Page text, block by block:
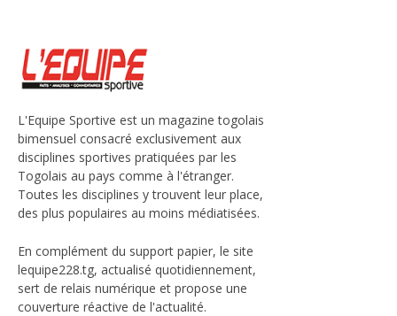
L'Equipe Sportive est un magazine togolais
bimensuel consacré exclusivement aux
disciplines sportives pratiquées par les
Togolais au pays comme à l'étranger.
Toutes les disciplines y trouvent leur place,
des plus populaires au moins médiatisées.
En complément du support papier, le site
lequipe228.tg, actualisé quotidiennement,
sert de relais numérique et propose une
couverture réactive de l'actualité.